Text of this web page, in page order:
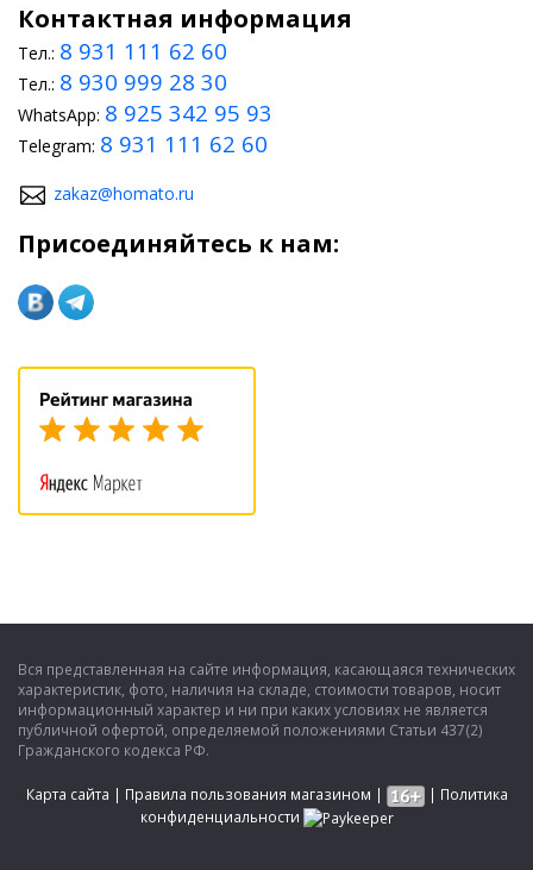
Контактная информация
Тел.: 8 931 111 62 60
Тел.: 8 930 999 28 30
WhatsApp: 8 925 342 95 93
Telegram: 8 931 111 62 60
zakaz@homato.ru
Присоединяйтесь к нам:
Вся представленная на сайте информация, касающаяся технических
характеристик, фото, наличия на складе, стоимости товаров, носит
информационный характер и ни при каких условиях не является
публичной офертой, определяемой положениями Статьи 437(2)
Гражданского кодекса РФ.
Карта сайта | Правила пользования магазином | | Политика
конфиденциальности